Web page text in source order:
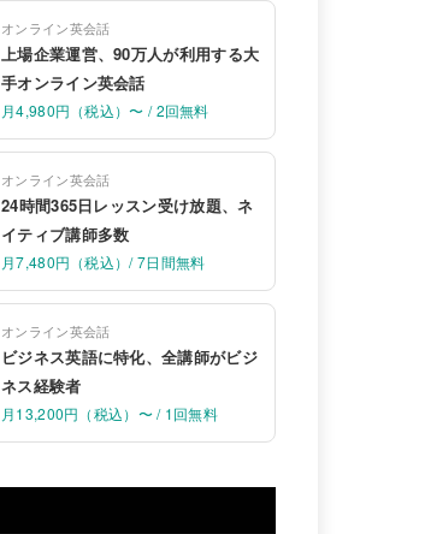
オンライン英会話
上場企業運営、90万人が利用する大
手オンライン英会話
月4,980円（税込）〜 / 2回無料
オンライン英会話
24時間365日レッスン受け放題、ネ
イティブ講師多数
月7,480円（税込）/ 7日間無料
オンライン英会話
ビジネス英語に特化、全講師がビジ
ネス経験者
月13,200円（税込）〜 / 1回無料